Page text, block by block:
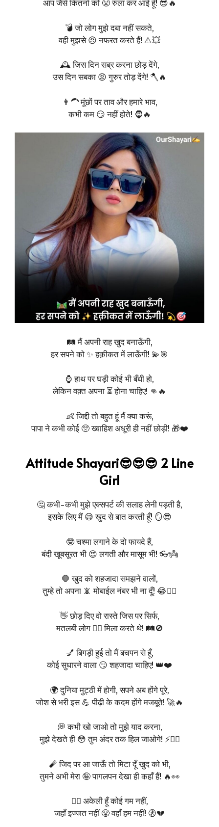
आप जैसे कितनों को 😤 रुला कर आई हूँ! 😎🔥
💣 जो लोग मुझे दबा नहीं सकते,
वही मुझसे 😠 नफरत करते हैं! ⚠️💥
🕰️ जिस दिन सब्र करना छोड़ देंगे,
उस दिन सबका 😡 गुरुर तोड़ देंगे! 🪓🔥
👨‍🦱 मूंछों पर ताव और हमारे भाव,
कभी कम 😏 नहीं होते! 🧔🔥
🛤️ मैं अपनी राह खुद बनाऊँगी,
हर सपने को ✨ हक़ीकत में लाऊँगी! 💫🎯
⌚ हाथ पर घड़ी कोई भी बँधी हो,
लेकिन वक़्त अपना ⏳ होना चाहिए! 👊🔥
👶 जिद्दी तो बहुत हूं मैं क्या करूं,
पापा ने कभी कोई 🥺 ख्वाहिश अधूरी ही नहीं छोड़ी! 🎁❤️
Attitude Shayari😎😎😎 2 Line
Girl
🤔 कभी-कभी मुझे एक्सपर्ट की सलाह लेनी पड़ती है,
इसके लिए मैं 😅 खुद से बात करती हूँ! 🪞😎
🤓 चश्मा लगाने के दो फायदे हैं,
बंदी खूबसूरत भी 😍 लगती और मासूम भी! 👓👼
🛑 खुद को शहजादा समझने वालों,
तुम्हे तो अपना 📵 मोबाईल नंबर भी ना दूँ! 😂💁‍♀️
👋 छोड़ दिए वो रास्ते जिस पर सिर्फ,
मतलबी लोग 🤷‍♂️ मिला करते थे! 🛤️🚫
💅 बिगड़ी हुई तो मैं बचपन से हूँ,
कोई सुधारने वाला 😏 शहजादा चाहिए! 👑❤️
🌍 दुनिया मुट्ठी में होगी, सपने अब होंगे पूरे,
जोश से भरी इस 💪 पीढ़ी के कदम होंगे मजबूते! 🚀🔥
💭 कभी खो जाओ तो मुझे याद करना,
मुझे देखते ही 😳 तुम अंदर तक हिल जाओगे! ⚡❤️‍🔥
🧨 जिद पर आ जाऊँ तो मिटा दूँ खुद को भी,
तुमने अभी मेरा 🤪 पागलपन देखा ही कहाँ हैं! 🔥👀
🙋‍♀️ अकेली हूँ कोई गम नहीं,
जहाँ इज्जत नहीं 😤 वहाँ हम नहीं! 🚷💔